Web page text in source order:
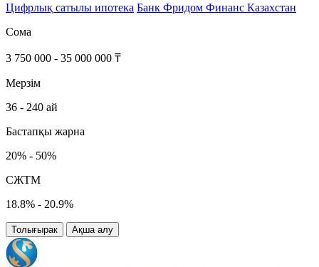
Цифрлық сатылы ипотека Банк Фридом Финанс Казахстан
Сома
3 750 000 - 35 000 000 ₸
Мерзім
36 - 240 ай
Бастапқы жарна
20% - 50%
СЖТМ
18.8% - 20.9%
Толығырак Ақша алу